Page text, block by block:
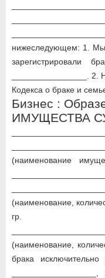
нижеследующем: 1. Мы,
зарегистрировали
________________. 2.
Кодекса о браке и
Бизнес :
ИМУЩЕСТВА
(наименование
(наименование,
гр.
(наименование,
брака